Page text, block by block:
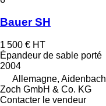
Bauer SH
1 500 € HT
Épandeur de sable porté
2004
Allemagne, Aidenbach
Zoch GmbH & Co. KG
Contacter le vendeur